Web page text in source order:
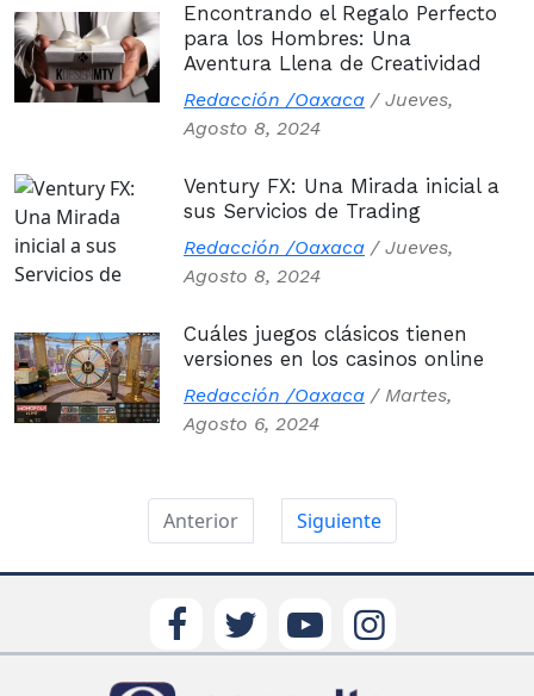
Encontrando el Regalo Perfecto
para los Hombres: Una
Aventura Llena de Creatividad
Redacción /Oaxaca / Jueves,
Agosto 8, 2024
Ventury FX: Una Mirada inicial a
sus Servicios de Trading
Redacción /Oaxaca / Jueves,
Agosto 8, 2024
Cuáles juegos clásicos tienen
versiones en los casinos online
Redacción /Oaxaca / Martes,
Agosto 6, 2024
Anterior Siguiente